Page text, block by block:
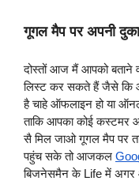
गूगल मैप पर अपनी
दोस्तों आज मैं आपको
लिस्ट कर सकते हैं जैसे कि
है चाहे ऑफलाइन हो या
ताकि आपका कोई कस्टमर
सै मिल जाओ गूगल मैप पर
पहुंच सके तो आजकल
बिजनेसमैन के Life में अगर